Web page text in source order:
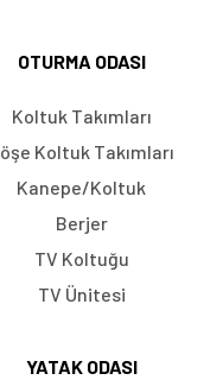
OTURMA ODASI
Koltuk Takımları
Koltuk Takımları
Kanepe/Koltuk
Berjer
TV Koltuğu
TV Ünitesi
YATAK ODASI